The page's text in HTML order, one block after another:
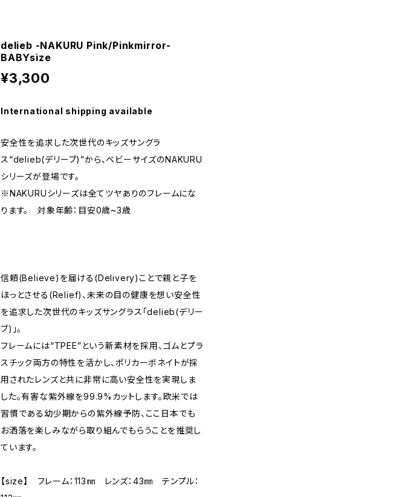
delieb -NAKURU Pink/Pinkmirror-
BABYsize
¥3,300
International shipping available
安全性を追求した次世代のキッズサングラ
ス“delieb(デリーブ)”から、ベビーサイズのNAKURU
シリーズが登場です。
※NAKURUシリーズは全てツヤありのフレームにな
ります。 対象年齢：目安0歳~3歳
信頼(Believe)を届ける(Delivery)ことで親と子を
ほっとさせる(Relief)、未来の目の健康を想い安全性
を追求した次世代のキッズサングラス「delieb(デリー
ブ)」。
フレームには“TPEE”という新素材を採用、ゴムとプラ
スチック両方の特性を活かし、ポリカーボネイトが採
用されたレンズと共に非常に高い安全性を実現しま
した。有害な紫外線を99.9%カットします。欧米では
習慣である幼少期からの紫外線予防、ここ日本でも
お洒落を楽しみながら取り組んでもらうことを推奨し
ています。
【size】 フレーム：113㎜ レンズ：43㎜ テンプル：